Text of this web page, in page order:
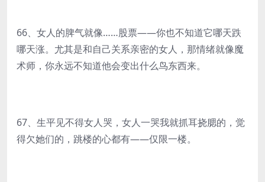
66、女人的脾气就像……股票——你也不知道它哪天跌
哪天涨。尤其是和自己关系亲密的女人，那情绪就像魔
术师，你永远不知道他会变出什么鸟东西来。
67、生平见不得女人哭，女人一哭我就抓耳挠腮的，觉
得欠她们的，跳楼的心都有——仅限一楼。